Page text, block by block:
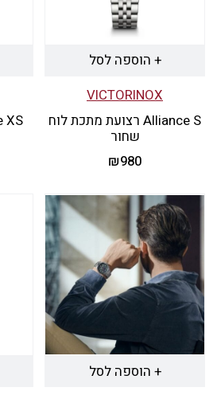
+ הוספה לסל
VICTORINOX
Alliance S רצועת מתכת לוח
שחור
₪980
+ הוספה לסל